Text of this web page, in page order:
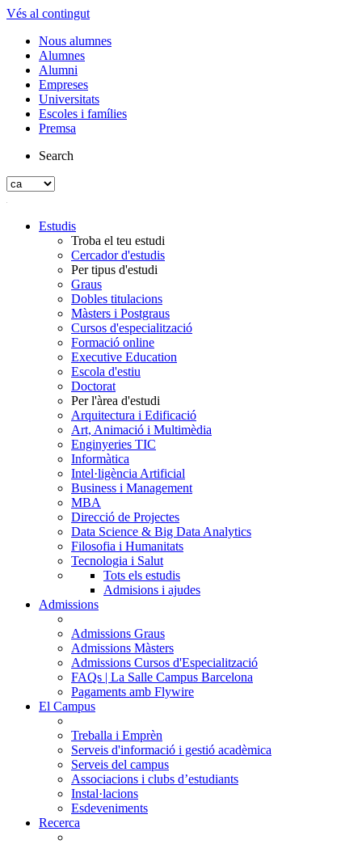
Vés al contingut
Nous alumnes
Alumnes
Alumni
Empreses
Universitats
Escoles i famílies
Premsa
Search
Estudis
Troba el teu estudi
Cercador d'estudis
Per tipus d'estudi
Graus
Dobles titulacions
Màsters i Postgraus
Cursos d'especialització
Formació online
Executive Education
Escola d'estiu
Doctorat
Per l'àrea d'estudi
Arquitectura i Edificació
Art, Animació i Multimèdia
Enginyeries TIC
Informàtica
Intel·ligència Artificial
Business i Management
MBA
Direcció de Projectes
Data Science & Big Data Analytics
Filosofia i Humanitats
Tecnologia i Salut
Tots els estudis
Admisions i ajudes
Admissions
Admissions Graus
Admissions Màsters
Admissions Cursos d'Especialització
FAQs | La Salle Campus Barcelona
Pagaments amb Flywire
El Campus
Treballa i Emprèn
Serveis d'informació i gestió acadèmica
Serveis del campus
Associacions i clubs d’estudiants
Instal·lacions
Esdeveniments
Recerca